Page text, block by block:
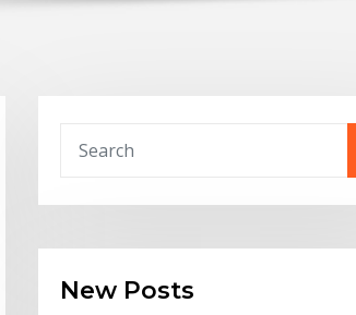
New Posts